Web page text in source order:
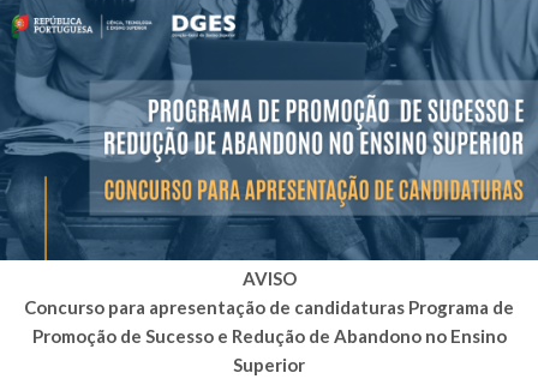
AVISO
Concurso para apresentação de candidaturas Programa de
Promoção de Sucesso e Redução de Abandono no Ensino
Superior